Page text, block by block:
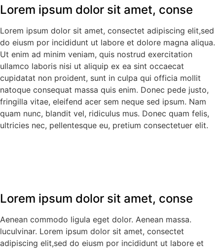
Lorem ipsum dolor sit amet, conse
Lorem ipsum dolor sit amet, consectet adipiscing elit,sed
do eiusm por incididunt ut labore et dolore magna aliqua.
Ut enim ad minim veniam, quis nostrud exercitation
ullamco laboris nisi ut aliquip ex ea sint occaecat
cupidatat non proident, sunt in culpa qui officia mollit
natoque consequat massa quis enim. Donec pede justo,
fringilla vitae, eleifend acer sem neque sed ipsum. Nam
quam nunc, blandit vel, ridiculus mus. Donec quam felis,
ultricies nec, pellentesque eu, pretium consectetuer elit.
Lorem ipsum dolor sit amet, conse
Aenean commodo ligula eget dolor. Aenean massa.
luculvinar. Lorem ipsum dolor sit amet, consectet
adipiscing elit,sed do eiusm por incididunt ut labore et